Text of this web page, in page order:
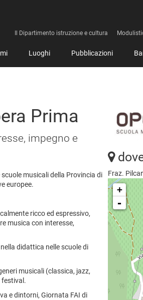
Il Dipartimento istruzione e cultura
Luoghi Pubblicazioni
Prima
impegno e
musicali della Provincia di
europee.
ricco ed espressivo,
musica con interesse,
didattica nelle scuole di
musicali (classica, jazz,
festival.
e dintorni, Giornata FAI di
Fraz.
+
-